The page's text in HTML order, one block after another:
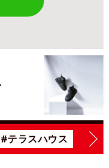
#テラスハウス #